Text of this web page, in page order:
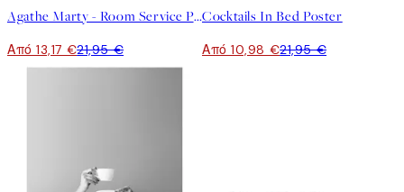
Agathe Marty - Room Service Poster
Από 13,17 €21,95 €
Cocktails In Bed Poster
Από 10,98 €21,95 €